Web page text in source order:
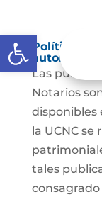
Abrir barra de
Política de
Las
Notarios
disponibles
la UCNC se
tales
consagrado